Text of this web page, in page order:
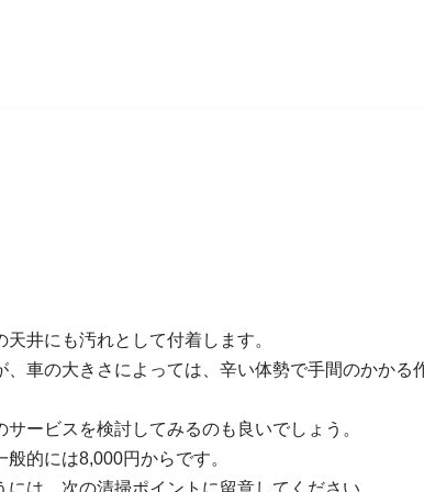
井にも汚れとして付着します。
車の大きさによっては、辛い体勢で手間のかかる
ービスを検討してみるのも良いでしょう。
的には8,000円からです。
は、次の清掃ポイントに留意してください。